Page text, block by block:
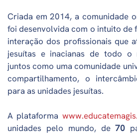
Criada em 2014, a comunidade
foi desenvolvida com o intuito de
interação dos profissionais que
jesuítas e inacianas de todo o
juntos como uma comunidade
compartilhamento, o
para as unidades jesuítas.
A plataforma
unidades pelo mundo, de70